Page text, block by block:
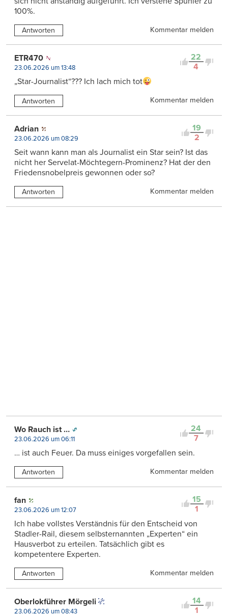
100%.
Antworten Kommentar melden
22
4
ETR470
23.06.2026 um 13:48
„Star-Journalist“??? Ich lach mich tot
Antworten Kommentar melden
19
2
Adrian
23.06.2026 um 08:29
Seit wann kann man als Journalist ein Star sein? Ist das
nicht her Servelat-Möchtegern-Prominenz? Hat der den
Friedensnobelpreis gewonnen oder so?
Antworten Kommentar melden
24
7
Wo Rauch ist …
23.06.2026 um 06:11
… ist auch Feuer. Da muss einiges vorgefallen sein.
Antworten Kommentar melden
15
1
fan
23.06.2026 um 12:07
Ich habe vollstes Verständnis für den Entscheid von
Stadler-Rail, diesem selbsternannten „Experten“ ein
Hausverbot zu erteilen. Tatsächlich gibt es
kompetentere Experten.
Antworten Kommentar melden
14
1
Oberlokführer Mörgeli
23.06.2026 um 08:43